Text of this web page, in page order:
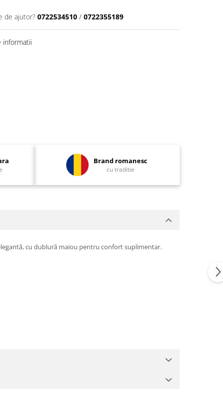
de ajutor? 0722534510 / 0722355189
informatii
Brand romanesc
cu traditie
cu dublură maiou pentru confort suplimentar.